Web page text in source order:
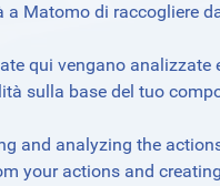
Matomo di raccogliere
qui vengano analizzate
sulla base del tuo
and analyzing the
your actions and